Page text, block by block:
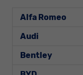
Alfa Romeo
Audi
Bentley